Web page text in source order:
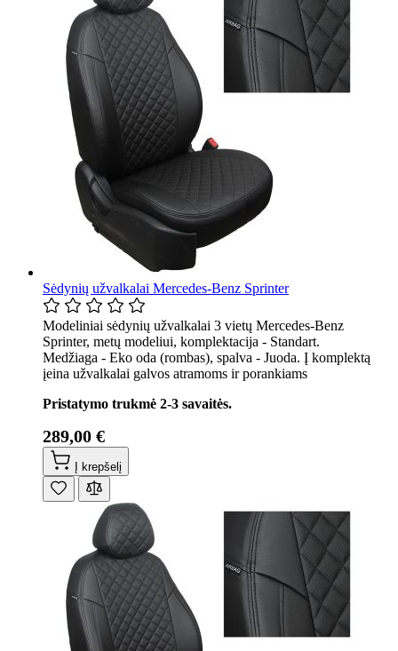
Sėdynių užvalkalai Mercedes-Benz Sprinter
Modeliniai sėdynių užvalkalai 3 vietų Mercedes-Benz
Sprinter, metų modeliui, komplektacija - Standart.
Medžiaga - Eko oda (rombas), spalva - Juoda. Į komplektą
įeina užvalkalai galvos atramoms ir porankiams
Pristatymo trukmė 2-3 savaitės.
289,00 €
Į krepšelį